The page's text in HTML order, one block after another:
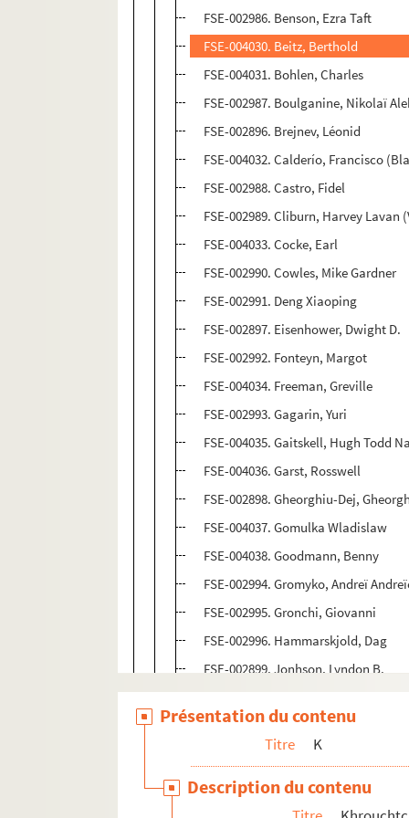
FSE-002986. Benson, Ezra Taft
FSE-004030. Beitz, Berthold
FSE-004031. Bohlen, Charles
FSE-002987. Boulganine, Nikolaï
FSE-002896. Brejnev, Léonid
FSE-004032. Calderío, Francisco
FSE-002988. Castro, Fidel
FSE-002989. Cliburn, Harvey Lavan
FSE-004033. Cocke, Earl
FSE-002990. Cowles, Mike Gardner
FSE-002991. Deng Xiaoping
FSE-002897. Eisenhower, Dwight D.
FSE-002992. Fonteyn, Margot
FSE-004034. Freeman, Greville
FSE-002993. Gagarin, Yuri
FSE-004035. Gaitskell, Hugh Todd
FSE-004036. Garst, Rosswell
FSE-002898. Gheorghiu-Dej,
FSE-004037. Gomulka Wladislaw
FSE-004038. Goodmann, Benny
FSE-002994. Gromyko, Andreï
FSE-002995. Gronchi, Giovanni
FSE-002996. Hammarskjold, Dag
FSE-002899. Jonhson, Lyndon B.
FSE-002997. Joukov, Gueorgui
FSE-002900. Kadar, Janos
FSE-002901. Kalinin, Mikhail
FSE-002902. Kawai, Yoshinari
FSE-002998. Kekkonen, Urho
Présentation du contenu
Titre K
Description du contenu